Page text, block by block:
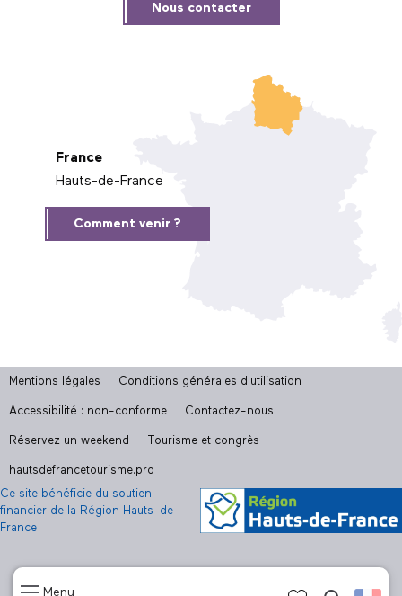
Menu
Nous contacter
France
Hauts-de-France
Comment venir ?
Mentions légales Conditions générales d'utilisation
Accessibilité : non-conforme Contactez-nous
Réservez un weekend Tourisme et congrès
hautsdefrancetourisme.pro
Ce site bénéficie du soutien
financier de la Région Hauts-de-
France